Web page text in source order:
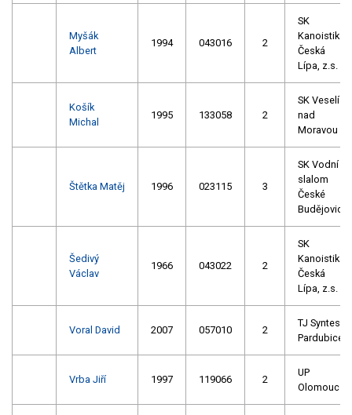
Myšák
Albert
1994 043016 2
SK
Kanoistika
Česká
Lípa, z.s.
Košík
Michal
1995 133058 2
SK Veselí
nad
Moravou
Štětka Matěj 1996 023115 3
SK Vodní
slalom
České
Budějovice
Šedivý
Václav
1966 043022 2
SK
Kanoistika
Česká
Lípa, z.s.
Voral David 2007 057010 2
TJ Syntesia
Pardubice
Vrba Jiří 1997 119066 2
UP
Olomouc